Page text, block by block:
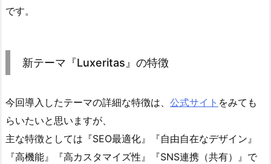
です。
新テーマ『Luxeritas』の特徴
今回導入したテーマの詳細な特徴は、 公式サイト をみても
らいたいと思いますが、
主な特徴としては『SEO最適化』『自由自在なデザイン』
『高機能』『高カスタマイズ性』『SNS連携（共有）』で